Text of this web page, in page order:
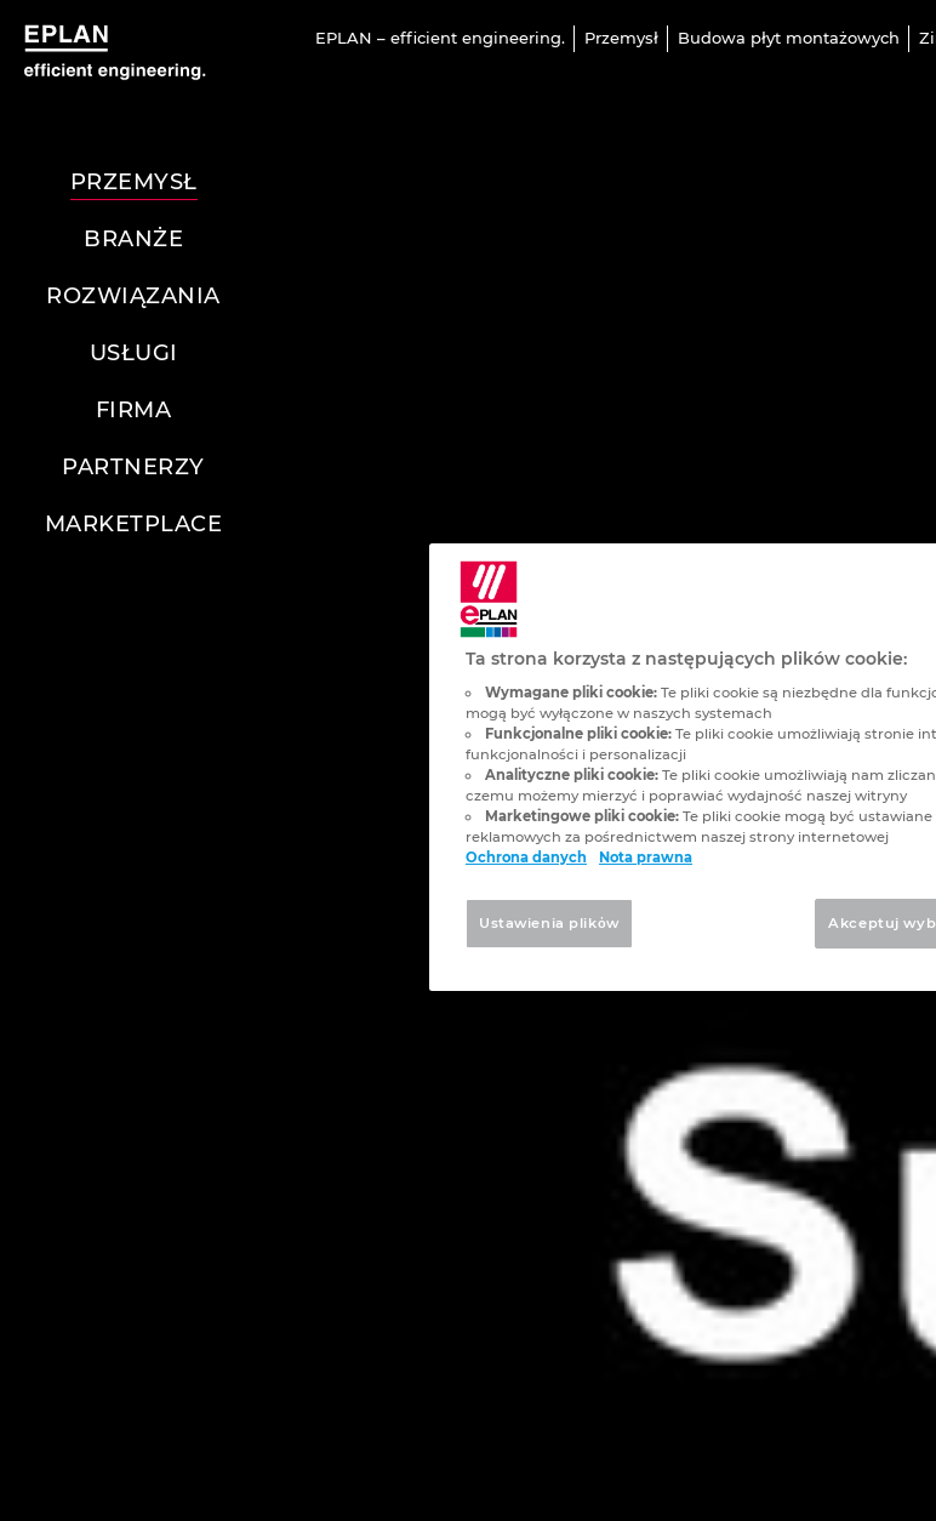
EPLAN – efficient engineering. Przemysł Budowa płyt montażowych
PRZEMYSŁ
BRANŻE
ROZWIĄZANIA
USŁUGI
FIRMA
PARTNERZY
MARKETPLACE
Ta strona korzysta z następujących plików cookie:
Wymagane pliki cookie: Te pliki cookie są niezbędne dla
mogą być wyłączone w naszych systemach
Funkcjonalne pliki cookie: Te pliki cookie umożliwiają stronie
funkcjonalności i personalizacji
Analityczne pliki cookie: Te pliki cookie umożliwiają nam
czemu możemy mierzyć i poprawiać wydajność naszej witryny
Marketingowe pliki cookie: Te pliki cookie mogą być
reklamowych za pośrednictwem naszej strony internetowej
Ochrona danych
Nota prawna
Akceptuj
Ustawienia plikὀw